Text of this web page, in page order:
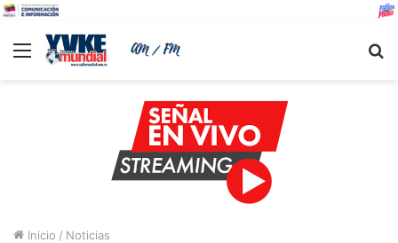
Menu
Inicio / Noticias